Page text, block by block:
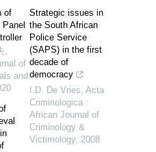
of
,
of
and
Strategic issues in
the South African
Police Service
(SAPS) in the first
decade of
democracy
I.D. De Vries, Acta
Criminologica :
African Journal of
Criminology &
Victimology, 2008